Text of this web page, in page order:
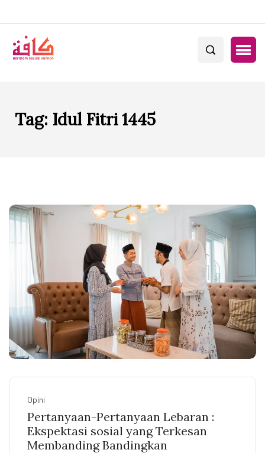
Tag: Idul Fitri 1445
Opini
Pertanyaan-Pertanyaan Lebaran :
Ekspektasi sosial yang Terkesan
Membanding Bandingkan